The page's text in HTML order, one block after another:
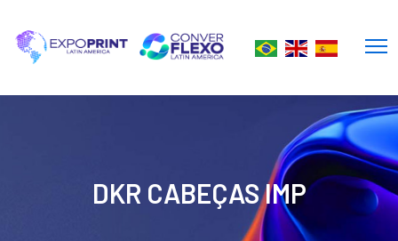
DKR CABEÇAS IMP